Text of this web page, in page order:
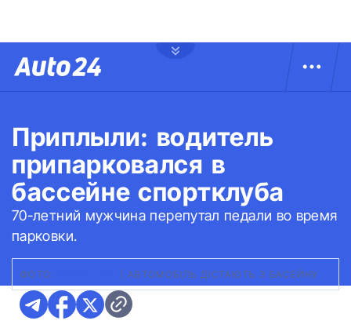
Приплыли: водитель
припарковался в
бассейне спортклуба
70-летний мужчина перепутал педали во время
парковки.
ФОТО: АВТОМОБІЛЬ ДІСТАЮТЬ З БАСЕЙНУ